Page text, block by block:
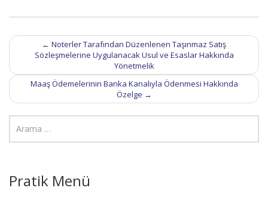
Post
navigation
← Noterler Tarafından Düzenlenen Taşınmaz Satış
Sözleşmelerine Uygulanacak Usul ve Esaslar Hakkında
Yönetmelik
Maaş Ödemelerinin Banka Kanalıyla Ödenmesi Hakkında
Özelge →
Pratik Menü